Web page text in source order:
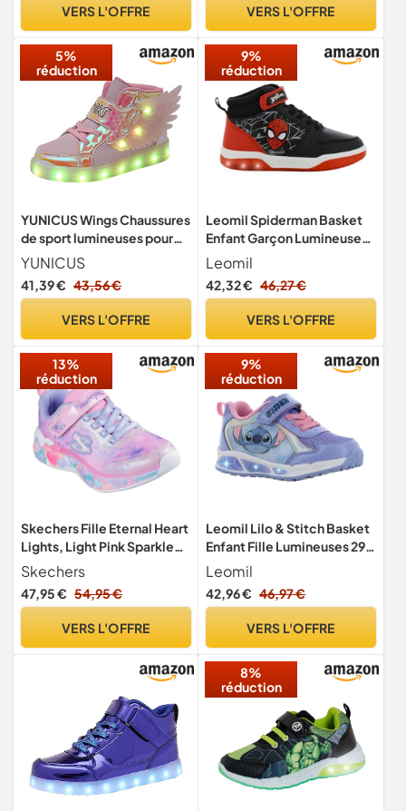
VERS L'OFFRE VERS L'OFFRE
5%
réduction
YUNICUS Wings Chaussures
de sport lumineuses pour
enfants et filles - LED -
Chargement USB -
Chaussures lumineuses
montantes pour Halloween,
YUNICUS
41,39 € 43,56 €
VERS L'OFFRE
9%
réduction
Leomil Spiderman Basket
Enfant Garçon Lumineuses
27, Noir
Leomil
42,32 € 46,27 €
VERS L'OFFRE
13%
réduction
Skechers Fille Eternal Heart
Lights, Light Pink Sparkle
Mesh Multi Trim, 23 EU
Skechers
47,95 € 54,95 €
VERS L'OFFRE
9%
réduction
Leomil Lilo & Stitch Basket
Enfant Fille Lumineuses 29,
Bleu
Leomil
42,96 € 46,97 €
VERS L'OFFRE
8%
réduction